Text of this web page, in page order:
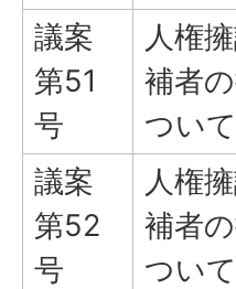
議案
第51
号
人権
補者
ついて
議案
第52
号
人権
補者
ついて